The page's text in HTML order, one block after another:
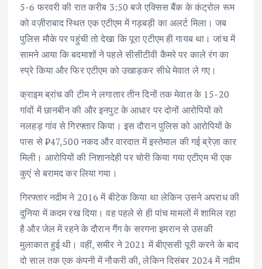
5-6 फरवरी की रात करीब 3:50 बजे एक्सिस बैंक के कंट्रोल रूम
को वज़ीराबाद स्थित एक एटीएम में गड़बड़ी का अलर्ट मिला। जब
पुलिस मौके पर पहुंची तो देखा कि पूरा एटीएम ही गायब था। जांच में
सामने आया कि बदमाशों ने पहले सीसीटीवी कैमरे पर काले रंग का
स्प्रे किया और फिर एटीएम को उखाड़कर सीधे मेवात ले गए।
क्राइम ब्रांच की टीम ने लगातार तीन दिनों तक मेवात के 15-20
गांवों में छानबीन की और इनपुट के आधार पर दोनों आरोपियों को
नलहड़ गांव से गिरफ्तार किया। इस दौरान पुलिस को आरोपियों के
पास से ₹47,500 नकद और वारदात में इस्तेमाल की गई ब्रेज़ा कार
मिली। आरोपियों की निशानदेही पर चोरी किया गया एटीएम भी एक
कुएं से बरामद कर लिया गया।
गिरफ्तार नद़ीम ने 2016 में बीटेक किया था लेकिन उसने अपराध की
दुनिया में कदम रख दिया। वह पहले से ही पांच मामलों में शामिल रहा
है और जेल में रहने के दौरान गैंग के सरगना इमरान से उसकी
मुलाकात हुई थी। वहीं, समीर ने 2021 में बीएससी पूरी करने के बाद
दो साल तक एक कंपनी में नौकरी की, लेकिन दिसंबर 2024 में नद़ीम